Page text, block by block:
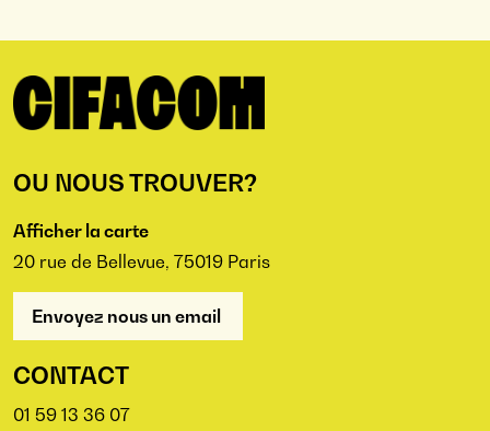
OU NOUS TROUVER?
Afficher la carte
20 rue de Bellevue, 75019 Paris
Envoyez nous un email
CONTACT
01 59 13 36 07